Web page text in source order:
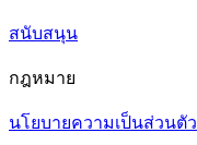
สนับสนุน
กฎหมาย
นโยบายความเป็นส่วนตัว